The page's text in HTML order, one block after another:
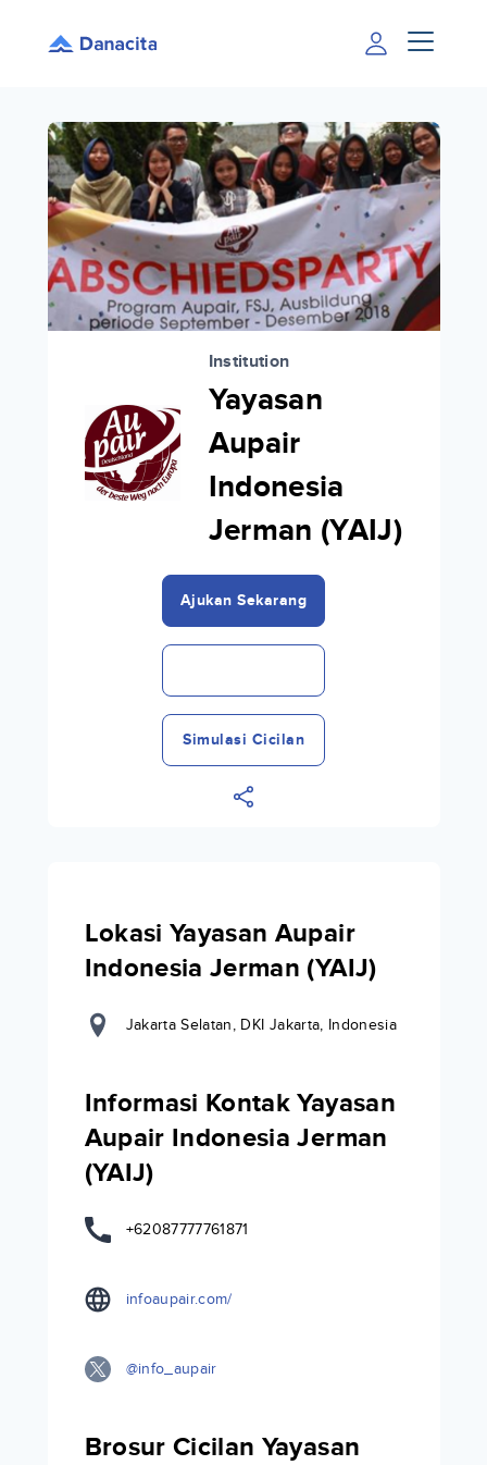
Institution
Yayasan
Aupair
Indonesia
Jerman (YAIJ)
Ajukan Sekarang
Simulasi Cicilan
Lokasi Yayasan Aupair
Indonesia Jerman (YAIJ)
Jakarta Selatan, DKI Jakarta, Indonesia
Informasi Kontak Yayasan
Aupair Indonesia Jerman
(YAIJ)
+62087777761871
infoaupair.com/
@info_aupair
Brosur Cicilan Yayasan